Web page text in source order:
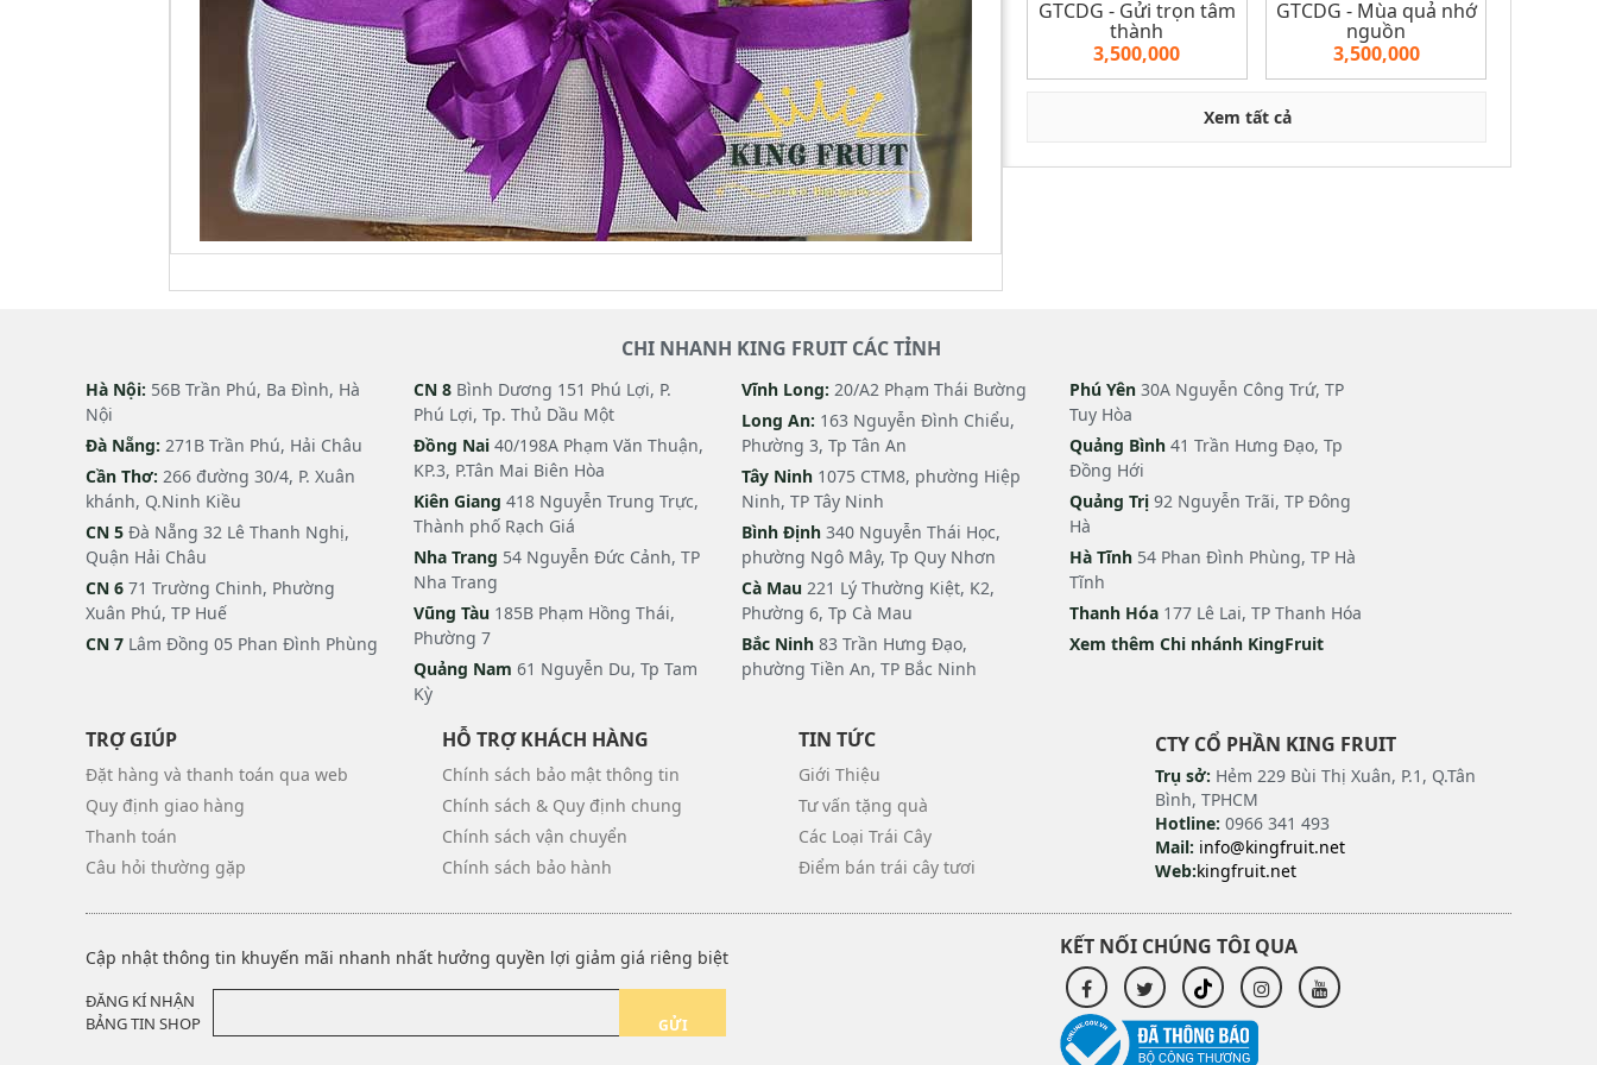
GTCDG - Gửi trọn tâm
thành
3,500,000
GTCDG - Mùa quả nhớ
nguồn
3,500,000
Xem tất cả
CHI NHANH KING FRUIT CÁC TỈNH
Hà Nội: 56B Trần Phú, Ba Đình, Hà
Nội
Đà Nẵng: 271B Trần Phú, Hải Châu
Cần Thơ: 266 đường 30/4, P. Xuân
khánh, Q.Ninh Kiều
CN 5 Đà Nẵng 32 Lê Thanh Nghị,
Quận Hải Châu
CN 6 71 Trường Chinh, Phường
Xuân Phú, TP Huế
CN 7 Lâm Đồng 05 Phan Đình Phùng
CN 8 Bình Dương 151 Phú Lợi, P.
Phú Lợi, Tp. Thủ Dầu Một
Đồng Nai 40/198A Phạm Văn Thuận,
KP.3, P.Tân Mai Biên Hòa
Kiên Giang 418 Nguyễn Trung Trực,
Thành phố Rạch Giá
Nha Trang 54 Nguyễn Đức Cảnh, TP
Nha Trang
Vũng Tàu 185B Phạm Hồng Thái,
Phường 7
Quảng Nam 61 Nguyễn Du, Tp Tam
Kỳ
Vĩnh Long: 20/A2 Phạm Thái Bường
Long An: 163 Nguyễn Đình Chiểu,
Phường 3, Tp Tân An
Tây Ninh 1075 CTM8, phường Hiệp
Ninh, TP Tây Ninh
Bình Định 340 Nguyễn Thái Học,
phường Ngô Mây, Tp Quy Nhơn
Cà Mau 221 Lý Thường Kiệt, K2,
Phường 6, Tp Cà Mau
Bắc Ninh 83 Trần Hưng Đạo,
phường Tiền An, TP Bắc Ninh
Phú Yên 30A Nguyễn Công Trứ, TP
Tuy Hòa
Quảng Bình 41 Trần Hưng Đạo, Tp
Đồng Hới
Quảng Trị 92 Nguyễn Trãi, TP Đông
Hà
Hà Tĩnh 54 Phan Đình Phùng, TP Hà
Tĩnh
Thanh Hóa 177 Lê Lai, TP Thanh Hóa
Xem thêm Chi nhánh KingFruit
TRỢ GIÚP
Đặt hàng và thanh toán qua web
Quy định giao hàng
Thanh toán
Câu hỏi thường gặp
HỖ TRỢ KHÁCH HÀNG
Chính sách bảo mật thông tin
Chính sách & Quy định chung
Chính sách vận chuyển
Chính sách bảo hành
TIN TỨC
Giới Thiệu
Tư vấn tặng quà
Các Loại Trái Cây
Điểm bán trái cây tươi
CTY CỔ PHẦN KING FRUIT
Trụ sở: Hẻm 229 Bùi Thị Xuân, P.1, Q.Tân
Bình, TPHCM
Hotline: 0966 341 493
Mail: info@kingfruit.net
Web:kingfruit.net
Cập nhật thông tin khuyến mãi nhanh nhất hưởng quyền lợi giảm giá riêng biệt
ĐĂNG KÍ NHẬN
BẢNG TIN SHOP
GỬI
KẾT NỐI CHÚNG TÔI QUA